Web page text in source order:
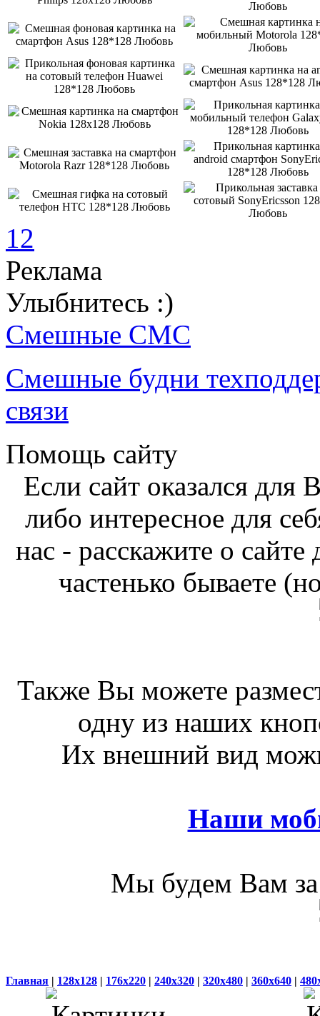
12
Реклама
Улыбнитесь :)
Смешные СМС
Смешные будни
связи
Помощь сайту
Если сайт оказался
либо интересное для
нас - расскажите о
частенько бываете
Также Вы можете
одну из наших
Их внешний вид
Наши
Мы будем Вам за
Главная | 128x128 | 176x220 | 240x320 | 320x480 | 360x640 |